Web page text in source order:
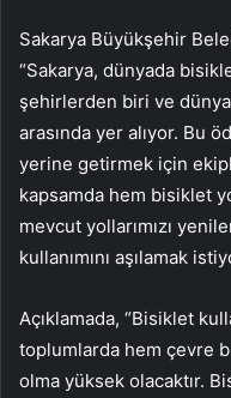
Sakarya Büyükşehir
“Sakarya, dünyada
şehirlerden biri ve
arasında yer alıyor. Bu
yerine getirmek için
kapsamda hem bisiklet
mevcut yollarımızı
kullanımını aşılamak
Açıklamada, “Bisiklet
toplumlarda hem çevre
olma yüksek olacaktır.